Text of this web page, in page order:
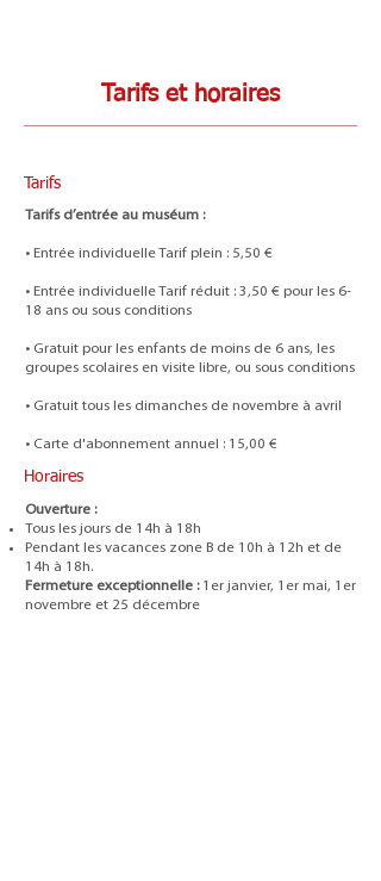
Tarifs et horaires
Tarifs
Tarifs d’entrée au muséum :
• Entrée individuelle Tarif plein : 5,50 €
• Entrée individuelle Tarif réduit : 3,50 € pour les 6-
18 ans ou sous conditions
• Gratuit pour les enfants de moins de 6 ans, les
groupes scolaires en visite libre, ou sous conditions
• Gratuit tous les dimanches de novembre à avril
• Carte d'abonnement annuel : 15,00 €
Horaires
Ouverture :
Tous les jours de 14h à 18h
Pendant les vacances zone B de 10h à 12h et de
14h à 18h.
Fermeture exceptionnelle :1er janvier, 1er mai, 1er
novembre et 25 décembre